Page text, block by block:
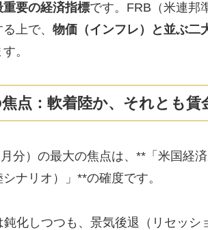
重要の経済指標です。FRB（米連邦
上で、 物価（インフレ）と並ぶ二
。
点：軟着陸か、それとも
分）の最大の焦点は、**「米国経
ナリオ）」**の確度です。
化しつつも、景気後退（リセッシ